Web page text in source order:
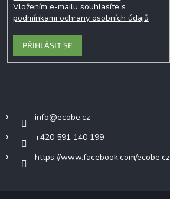
Vložením e-mailu souhlasíte s
podmínkami ochrany osobních údajů
PŘIHLÁSIT SE
info@ecobe.cz
+420 591 140 199
https://www.facebook.com/ecobe.cz